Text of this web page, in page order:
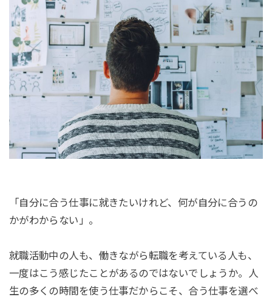
「自分に合う仕事に就きたいけれど、何が自分に合うの
かがわからない」。
就職活動中の人も、働きながら転職を考えている人も、
一度はこう感じたことがあるのではないでしょうか。人
生の多くの時間を使う仕事だからこそ、合う仕事を選べ